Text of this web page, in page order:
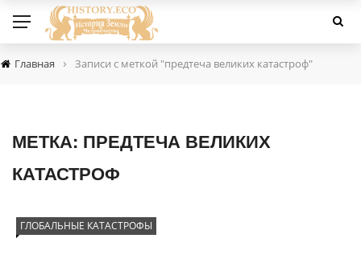
Главная › Записи с меткой "предтеча великих катастроф"
МЕТКА: ПРЕДТЕЧА ВЕЛИКИХ
КАТАСТРОФ
ГЛОБАЛЬНЫЕ КАТАСТРОФЫ